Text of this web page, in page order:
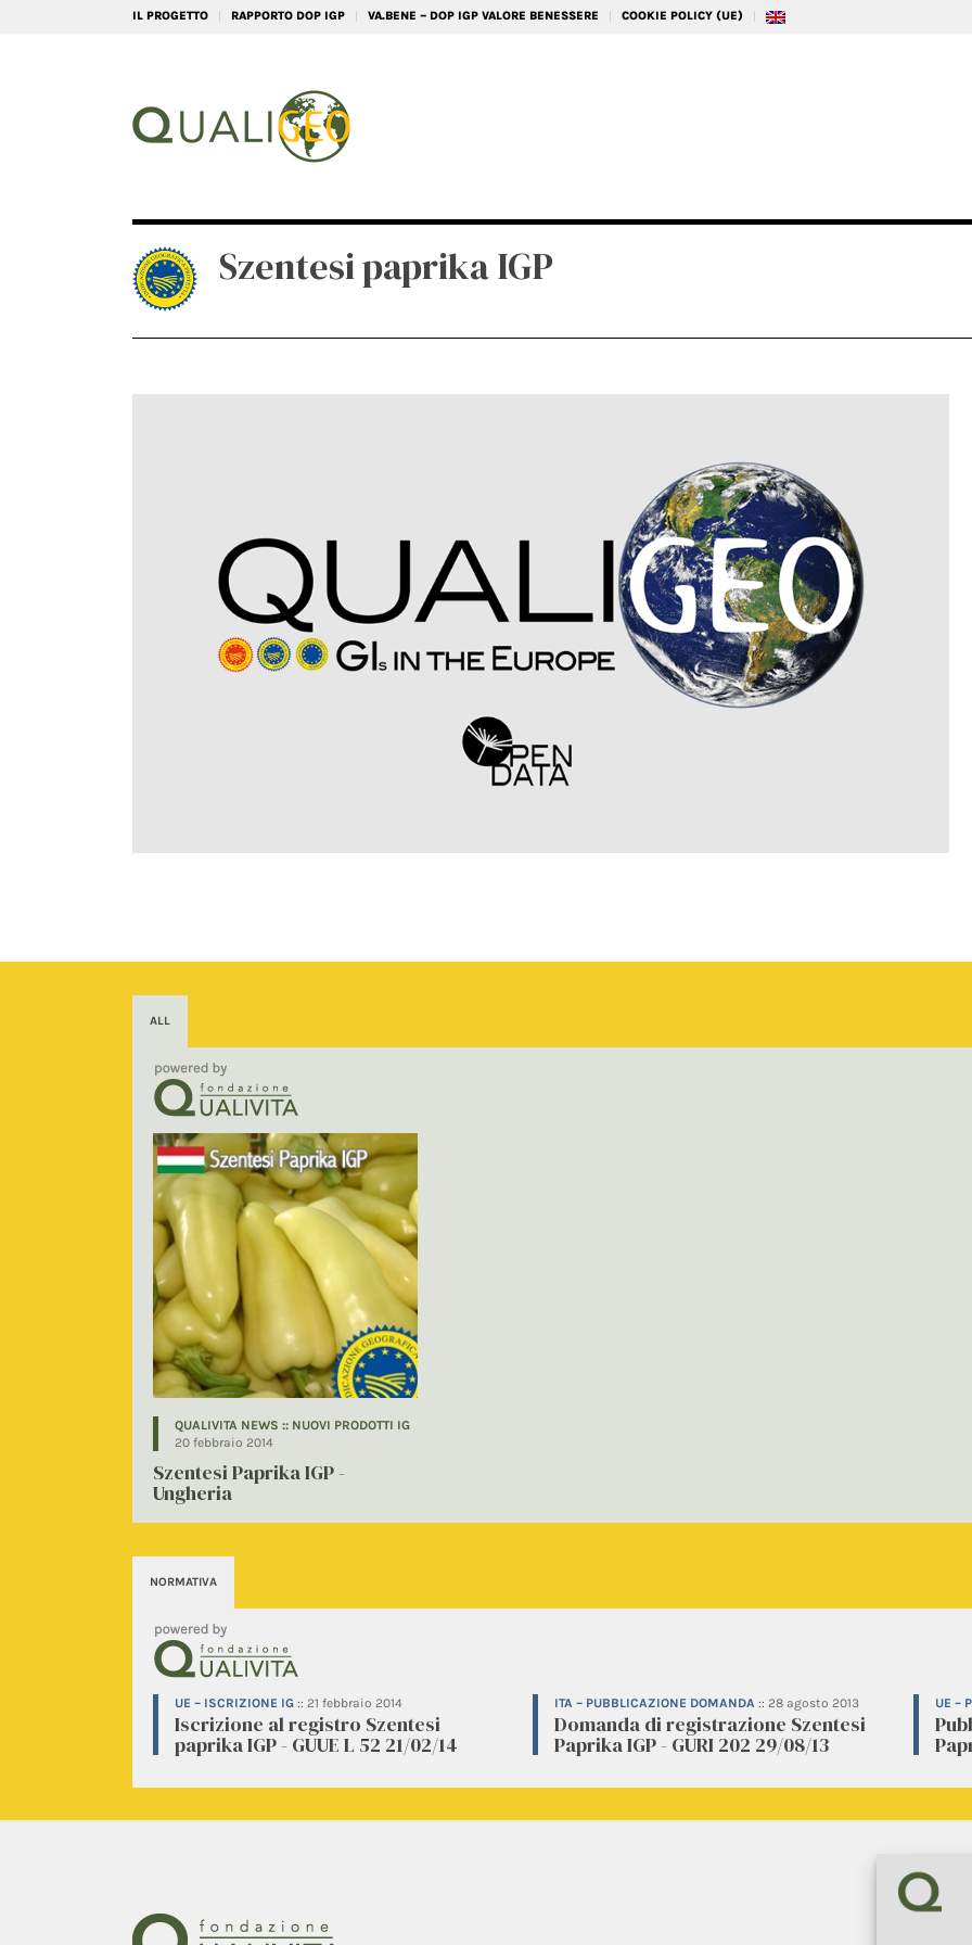
IL PROGETTO RAPPORTO DOP IGP VA.BENE – DOP IGP VALORE BENESSERE COOKIE POLICY (UE)
Szentesi paprika IGP
ALL
QUALIVITA NEWS :: NUOVI PRODOTTI IG
20 febbraio 2014
Szentesi Paprika IGP -
Ungheria
NORMATIVA
UE – ISCRIZIONE IG :: 21 febbraio 2014
Iscrizione al registro Szentesi
paprika IGP - GUUE L 52 21/02/14
ITA – PUBBLICAZIONE DOMANDA ::28 agosto 2013
Domanda di registrazione Szentesi
Paprika IGP - GURI 202 29/08/13
UE –